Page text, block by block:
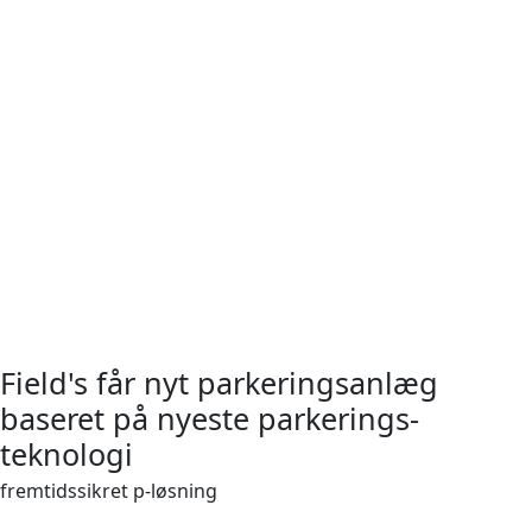
Field's får nyt parkeringsanlæg
baseret på nyeste parkerings-
teknologi
fremtidssikret p-løsning